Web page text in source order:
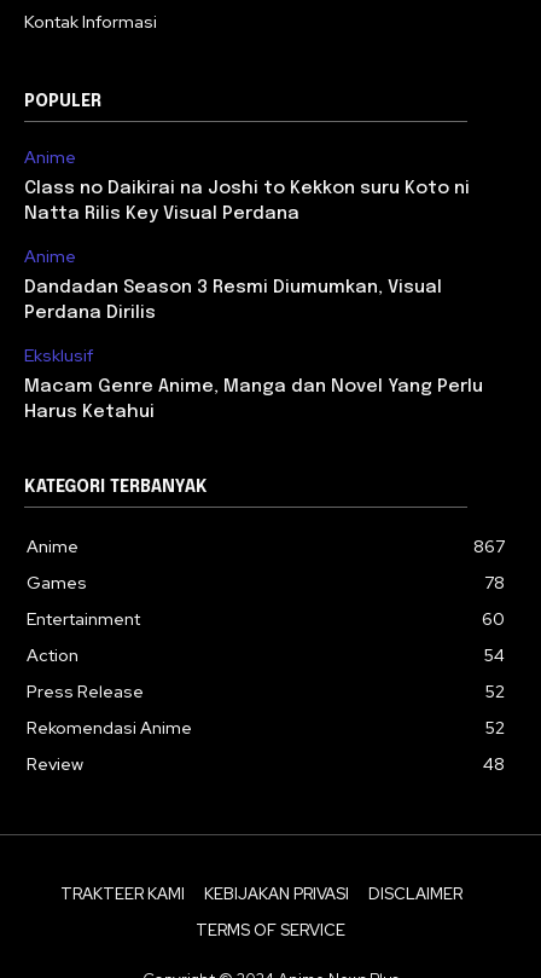
Kontak Informasi
POPULER
Anime
Class no Daikirai na Joshi to Kekkon suru Koto ni
Natta Rilis Key Visual Perdana
Anime
Dandadan Season 3 Resmi Diumumkan, Visual
Perdana Dirilis
Eksklusif
Macam Genre Anime, Manga dan Novel Yang Perlu
Harus Ketahui
KATEGORI TERBANYAK
Anime
867
Games
78
Entertainment
60
Action
54
Press Release
52
Rekomendasi Anime
52
Review
48
TRAKTEER KAMI KEBIJAKAN PRIVASI
DISCLAIMER
TERMS OF SERVICE